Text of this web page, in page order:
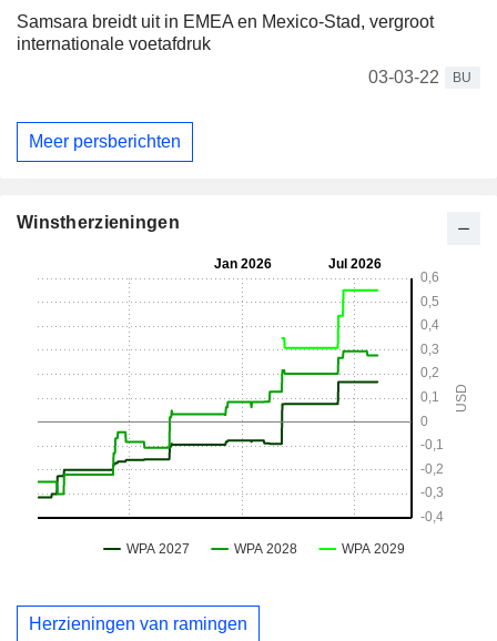
Samsara breidt uit in EMEA en Mexico-Stad, vergroot
internationale voetafdruk
03-03-22
BU
Meer persberichten
Winstherzieningen
Herzieningen van ramingen